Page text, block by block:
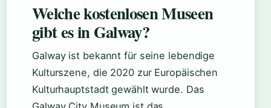
Welche kostenlosen Museen
gibt es in Galway?
Galway ist bekannt für seine lebendige
Kulturszene, die 2020 zur Europäischen
Kulturhauptstadt gewählt wurde. Das